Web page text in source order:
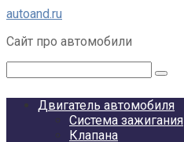
Перейти
контенту
autoand.ru
Сайт про автомобили
Двигатель автомобиля
Система зажигания
Клапана